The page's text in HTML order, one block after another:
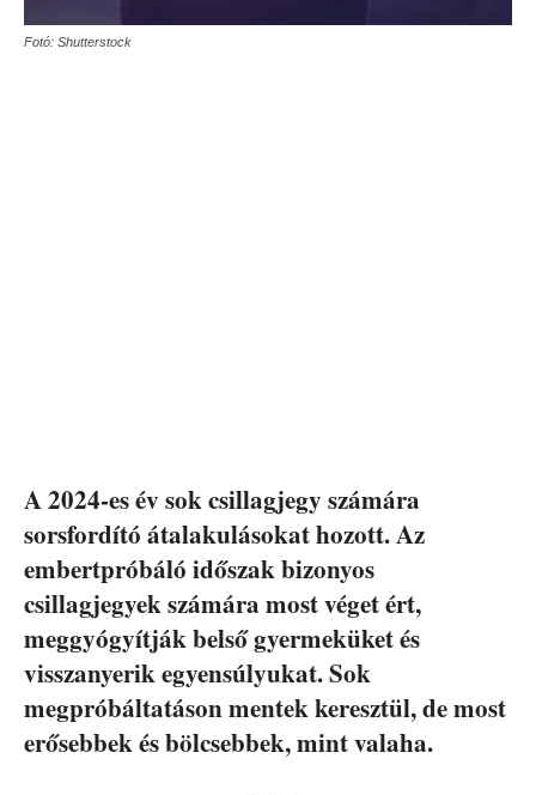
Fotó: Shutterstock
A 2024-es év sok csillagjegy számára
sorsfordító átalakulásokat hozott. Az
embertpróbáló időszak bizonyos
csillagjegyek számára most véget ért,
meggyógyítják belső gyermeküket és
visszanyerik egyensúlyukat. Sok
megpróbáltatáson mentek keresztül, de most
erősebbek és bölcsebbek, mint valaha.